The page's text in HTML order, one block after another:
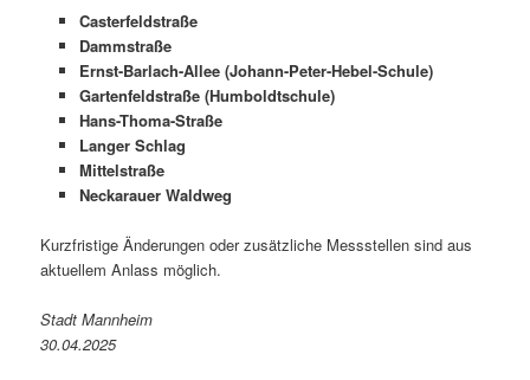
Casterfeldstraße
Dammstraße
Ernst-Barlach-Allee (Johann-Peter-Hebel-Schule)
Gartenfeldstraße (Humboldtschule)
Hans-Thoma-Straße
Langer Schlag
Mittelstraße
Neckarauer Waldweg
Kurzfristige Änderungen oder zusätzliche Messstellen sind aus
aktuellem Anlass möglich.
Stadt Mannheim
30.04.2025